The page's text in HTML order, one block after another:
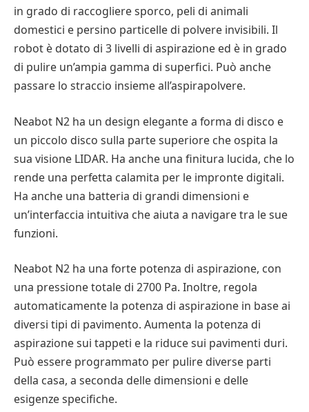
in grado di raccogliere sporco, peli di animali
domestici e persino particelle di polvere invisibili. Il
robot è dotato di 3 livelli di aspirazione ed è in grado
di pulire un’ampia gamma di superfici. Può anche
passare lo straccio insieme all’aspirapolvere.
Neabot N2 ha un design elegante a forma di disco e
un piccolo disco sulla parte superiore che ospita la
sua visione LIDAR. Ha anche una finitura lucida, che lo
rende una perfetta calamita per le impronte digitali.
Ha anche una batteria di grandi dimensioni e
un’interfaccia intuitiva che aiuta a navigare tra le sue
funzioni.
Neabot N2 ha una forte potenza di aspirazione, con
una pressione totale di 2700 Pa. Inoltre, regola
automaticamente la potenza di aspirazione in base ai
diversi tipi di pavimento. Aumenta la potenza di
aspirazione sui tappeti e la riduce sui pavimenti duri.
Può essere programmato per pulire diverse parti
della casa, a seconda delle dimensioni e delle
esigenze specifiche.